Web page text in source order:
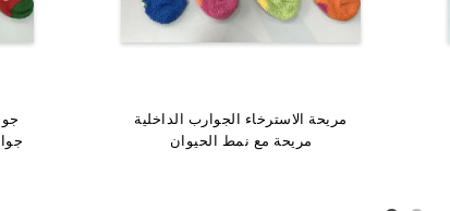
مريحة الاسترخاء الجوارب الداخلية
مريحة مع نمط الحيوان
جوارب جاكار ناعمة ذات طبقة مزدوجة
جوارب داخلية للسيدات ندفة الثلج